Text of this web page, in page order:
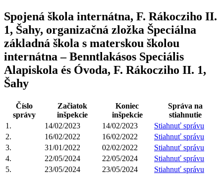
Spojená škola internátna, F. Rákocziho II.
1, Šahy, organizačná zložka Špeciálna
základná škola s materskou školou
internátna – Benntlakásos Speciális
Alapiskola és Óvoda, F. Rákocziho II. 1,
Šahy
Číslo
správy
Začiatok
inšpekcie
Koniec
inšpekcie
Správa na
stiahnutie
1.
14/02/2023 14/02/2023
Stiahnuť správu
2.
16/02/2022 16/02/2022
Stiahnuť správu
3.
31/01/2022 02/02/2022
Stiahnuť správu
4.
22/05/2024 22/05/2024
Stiahnuť správu
5.
23/05/2024 23/05/2024
Stiahnuť správu